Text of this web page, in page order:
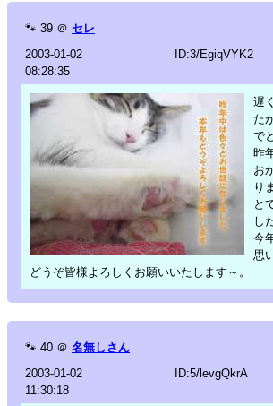
🐾 39 ＠ セレ
2003-01-02
08:28:35
ID:3/EgiqVYK2
遅
た
で
昨
お
り
と
し
今
思
どうぞ皆様よろしくお願いいたします～。
🐾 40 ＠ 名無しさん
2003-01-02
11:30:18
ID:5/levgQkrA